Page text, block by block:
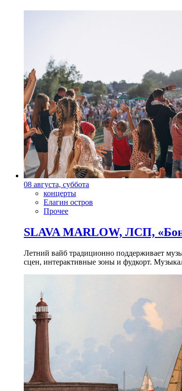
08 августа, суббота
концерты
Елагин остров
Прочее
SLAVA MARLOW, ЛСП,
Летний вайб традиционно поддерживает
сцен, интерактивные зоны и фудкорт.